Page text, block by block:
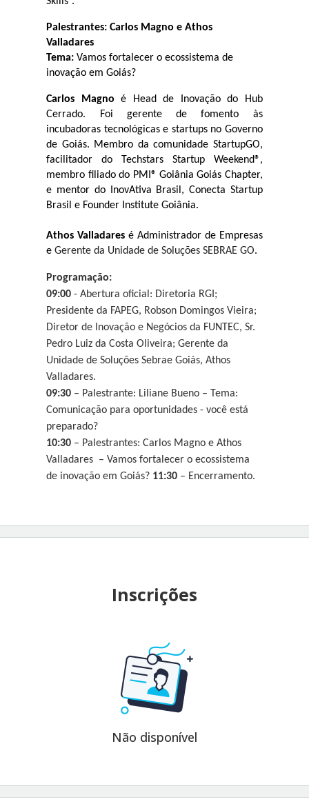
Palestrantes: Carlos Magno e Athos
Valladares
Tema: Vamos fortalecer o ecossistema de
inovação em Goiás?
Carlos Magno é Head de Inovação do Hub
Cerrado. Foi gerente de fomento às
incubadoras tecnológicas e startups no Governo
de Goiás. Membro da comunidade StartupGO,
facilitador do Techstars Startup Weekend®,
membro filiado do PMI® Goiânia Goiás Chapter,
e mentor do InovAtiva Brasil, Conecta Startup
Brasil e Founder Institute Goiânia.
Athos Valladares é Administrador de Empresas
e Gerente da Unidade de Soluções SEBRAE GO.
Programação:
09:00 - Abertura oficial: Diretoria RGI;
Presidente da FAPEG, Robson Domingos Vieira;
Diretor de Inovação e Negócios da FUNTEC, Sr.
Pedro Luiz da Costa Oliveira; Gerente da
Unidade de Soluções Sebrae Goiás, Athos
Valladares.
09:30 – Palestrante: Liliane Bueno – Tema:
Comunicação para oportunidades - você está
preparado?
10:30 – Palestrantes: Carlos Magno e Athos
Valladares  – Vamos fortalecer o ecossistema
de inovação em Goiás? 11:30 – Encerramento.
Inscrições
Não disponível